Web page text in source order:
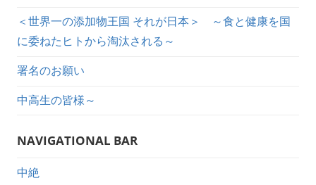
＜世界一の添加物王国 それが日本＞ ～食と健康を国
に委ねたヒトから淘汰される～
署名のお願い
中高生の皆様～
NAVIGATIONAL BAR
中絶